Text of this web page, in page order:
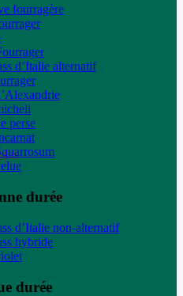
fourragère
d’Italie alternatif
perse
durée
d’Italie non-alternatif
hybride
durée